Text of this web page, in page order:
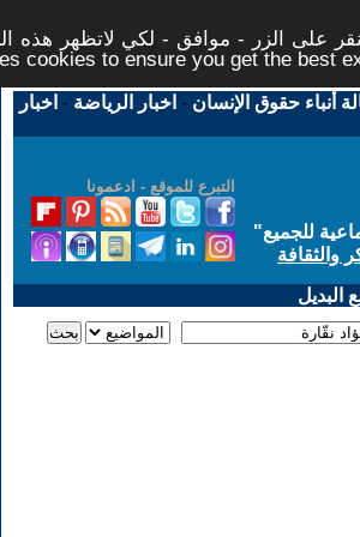
على الزر - موافق - لكي لاتظهر هذه
cookies to ensure you get the best
أنباء حقوق الإنسان - اخبار الرياضة - اخبار
التبرع للموقع - ادعمونا
للجميع"
والثقافة
البديل